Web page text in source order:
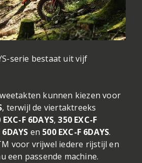
serie bestaat uit vijf
kunnen kiezen voor
, terwijl de viertaktreeks
EXC-F 6DAYS,350 EXC-F
en 500 EXC-F 6DAYS.
voor vrijwel iedere rijstijl en
een passende machine.